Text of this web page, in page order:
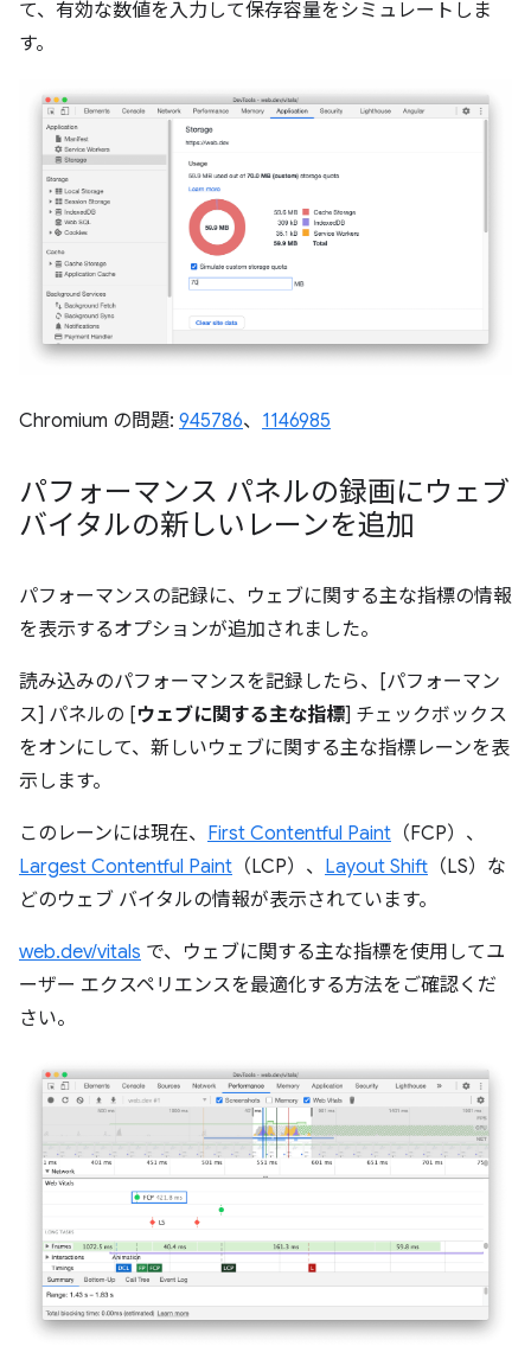
て、有効な数値を入力して保存容量をシミュレートしま
す。
Chromium の問題: 945786、 1146985
パフォーマンス パネルの録画にウェブ
バイタルの新しいレーンを追加
パフォーマンスの記録に、ウェブに関する主な指標の情報
を表示するオプションが追加されました。
読み込みのパフォーマンスを記録したら、[パフォーマン
ス] パネルの [ウェブに関する主な指標] チェックボックス
をオンにして、新しいウェブに関する主な指標レーンを表
示します。
このレーンには現在、 First Contentful Paint （FCP）、
Largest Contentful Paint （LCP）、 Layout Shift （LS）な
どのウェブ バイタルの情報が表示されています。
web.dev/vitals で、ウェブに関する主な指標を使用してユ
ーザー エクスペリエンスを最適化する方法をご確認くだ
さい。